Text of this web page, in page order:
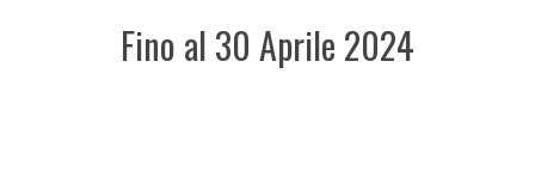
Fino al 30 Aprile 2024